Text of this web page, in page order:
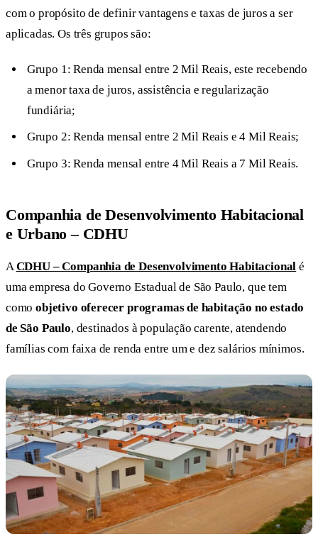
com o propósito de definir vantagens e taxas de juros a ser
aplicadas. Os três grupos são:
Grupo 1: Renda mensal entre 2 Mil Reais, este recebendo
a menor taxa de juros, assistência e regularização
fundiária;
Grupo 2: Renda mensal entre 2 Mil Reais e 4 Mil Reais;
Grupo 3: Renda mensal entre 4 Mil Reais a 7 Mil Reais.
Companhia de Desenvolvimento Habitacional
e Urbano – CDHU
ACDHU – Companhia de Desenvolvimento Habitacional é
uma empresa do Governo Estadual de São Paulo, que tem
comoobjetivo oferecer programas de habitação no estado
de São Paulo, destinados à população carente, atendendo
famílias com faixa de renda entre um e dez salários mínimos.